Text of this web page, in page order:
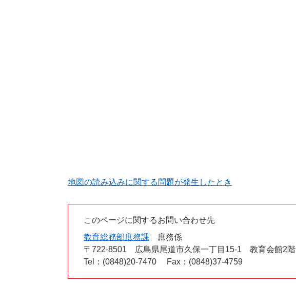
地図の読み込みに関する問題が発生したとき
このページに関するお問い合わせ先
教育総務部庶務課
庶務係
〒722-8501
広島県尾道市久保一丁目15-1 教育会館2階
Tel：(0848)20-7470
Fax：(0848)37-4759